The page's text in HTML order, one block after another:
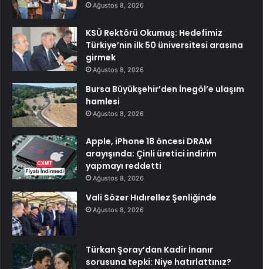
Ağustos 8, 2026
KSÜ Rektörü Okumuş: Hedefimiz
Türkiye’nin ilk 50 üniversitesi arasına
girmek
Ağustos 8, 2026
Bursa Büyükşehir’den İnegöl’e ulaşım
hamlesi
Ağustos 8, 2026
Apple, iPhone 18 öncesi DRAM
arayışında: Çinli üretici indirim
yapmayı reddetti
Ağustos 8, 2026
Vali Sözer Hıdırellez Şenliğinde
Ağustos 8, 2026
Türkan Şoray’dan Kadir İnanır
sorusuna tepki: Niye hatırlattınız?